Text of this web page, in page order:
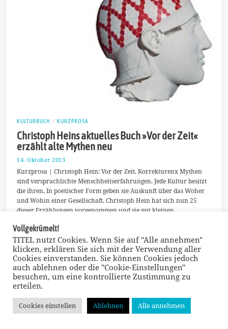
KULTURBUCH / KURZPROSA
Christoph Heins aktuelles Buch »Vor der Zeit«
erzählt alte Mythen neu
14. Oktober 2013
3
.
D
e
z
m
2
0
1
3
Kurzprosa | Christoph Hein: Vor der Zeit. Korrekturenx Mythen
sind versprachlichte Menschheitserfahrungen. Jede Kultur besitzt
die ihren. In poetischer Form geben sie Auskunft über das Woher
und Wohin einer Gesellschaft. Christoph Hein hat sich nun 25
dieser Erzählungen vorgenommen und sie mit kleinen
haben Zeus und Hera, Helena und Dionysos, Eros und Echo noch
einiges zu sagen. Von DIETMAR JACOBSEN
Vollgekrümelt!
TITEL nutzt Cookies. Wenn Sie auf "Alle annehmen"
klicken, erklären Sie sich mit der Verwendung aller
Cookies einverstanden. Sie können Cookies jedoch
auch ablehnen oder die "Cookie-Einstellungen"
besuchen, um eine kontrollierte Zustimmung zu
erteilen.
Cookies einstellen Ablehnen Alle annehmen